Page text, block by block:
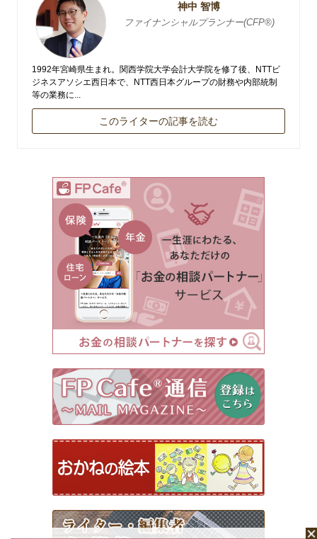
神中 智博
ファイナンシャルプランナー(CFP®)
1992年宮崎県生まれ。関西学院大学会計大学院を修了後、NTTビ
ジネスアソシエ西日本で、NTT西日本グループの財務や内部統制
等の業務に...
このライターの記事を読む